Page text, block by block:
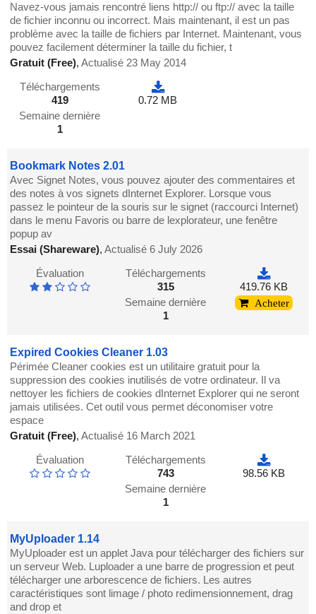
Navez-vous jamais rencontré liens http:// ou ftp:// avec la taille
de fichier inconnu ou incorrect. Mais maintenant, il est un pas
problème avec la taille de fichiers par Internet. Maintenant, vous
pouvez facilement déterminer la taille du fichier, t
Gratuit (Free),Actualisé 23 May 2014
Téléchargements
419
Semaine dernière
1
0.72 MB
Bookmark Notes 2.01
Avec Signet Notes, vous pouvez ajouter des commentaires et
des notes à vos signets dInternet Explorer. Lorsque vous
passez le pointeur de la souris sur le signet (raccourci Internet)
dans le menu Favoris ou barre de lexplorateur, une fenêtre
popup av
Essai (Shareware),Actualisé 6 July 2026
Évaluation
Téléchargements
315
Semaine dernière
1
419.76 KB
Acheter
Expired Cookies Cleaner 1.03
Périmée Cleaner cookies est un utilitaire gratuit pour la
suppression des cookies inutilisés de votre ordinateur. Il va
nettoyer les fichiers de cookies dInternet Explorer qui ne seront
jamais utilisées. Cet outil vous permet déconomiser votre
espace
Gratuit (Free),Actualisé 16 March 2021
Évaluation
Téléchargements
743
Semaine dernière
1
98.56 KB
MyUploader 1.14
MyUploader est un applet Java pour télécharger des fichiers sur
un serveur Web. Luploader a une barre de progression et peut
télécharger une arborescence de fichiers. Les autres
caractéristiques sont limage / photo redimensionnement, drag
and drop et